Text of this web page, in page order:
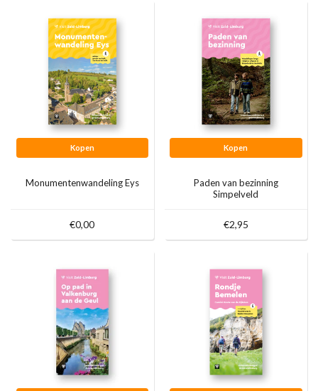
Kopen
Monumentenwandeling Eys
€0,00
Kopen
Paden van bezinning
Simpelveld
€2,95